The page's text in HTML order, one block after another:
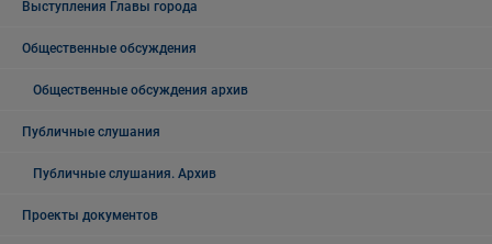
Выступления Главы города
Общественные обсуждения
Общественные обсуждения архив
Публичные слушания
Публичные слушания. Архив
Проекты документов